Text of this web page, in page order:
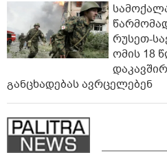
რუსეთ-
ომის 18
განცხადებას ავრცელებენ